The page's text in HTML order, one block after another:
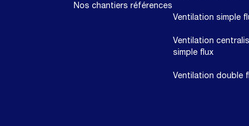
Nos chantiers références
Ventilation simple
Ventilation
simple flux
Ventilation double